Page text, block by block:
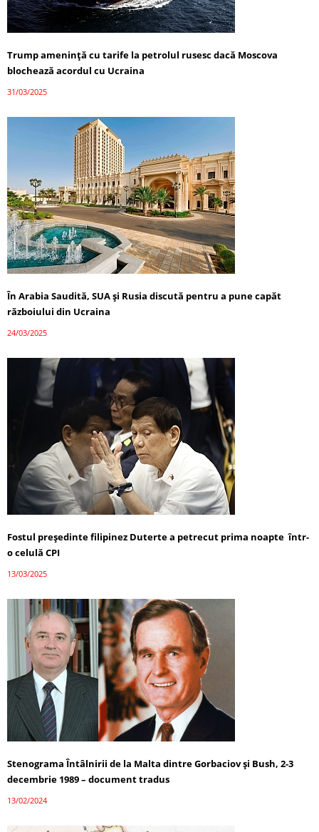
Trump amenință cu tarife la petrolul rusesc dacă Moscova
blochează acordul cu Ucraina
31/03/2025
În Arabia Saudită, SUA și Rusia discută pentru a pune capăt
războiului din Ucraina
24/03/2025
Fostul președinte filipinez Duterte a petrecut prima noapte într-
o celulă CPI
13/03/2025
Stenograma Întâlnirii de la Malta dintre Gorbaciov și Bush, 2-3
decembrie 1989 – document tradus
13/02/2024